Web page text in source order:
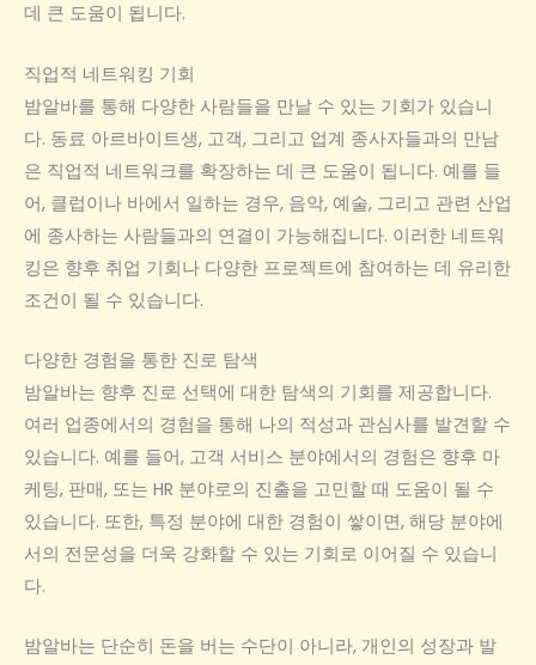
데 큰 도움이 됩니다.
직업적 네트워킹 기회
밤알바를 통해 다양한 사람들을 만날 수 있는 기회가 있습니
다. 동료 아르바이트생, 고객, 그리고 업계 종사자들과의 만남
은 직업적 네트워크를 확장하는 데 큰 도움이 됩니다. 예를 들
어, 클럽이나 바에서 일하는 경우, 음악, 예술, 그리고 관련 산업
에 종사하는 사람들과의 연결이 가능해집니다. 이러한 네트워
킹은 향후 취업 기회나 다양한 프로젝트에 참여하는 데 유리한
조건이 될 수 있습니다.
다양한 경험을 통한 진로 탐색
밤알바는 향후 진로 선택에 대한 탐색의 기회를 제공합니다.
여러 업종에서의 경험을 통해 나의 적성과 관심사를 발견할 수
있습니다. 예를 들어, 고객 서비스 분야에서의 경험은 향후 마
케팅, 판매, 또는 HR 분야로의 진출을 고민할 때 도움이 될 수
있습니다. 또한, 특정 분야에 대한 경험이 쌓이면, 해당 분야에
서의 전문성을 더욱 강화할 수 있는 기회로 이어질 수 있습니
다.
밤알바는 단순히 돈을 버는 수단이 아니라, 개인의 성장과 발